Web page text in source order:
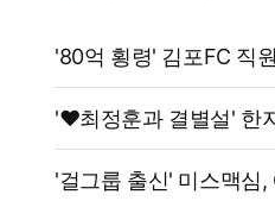
'80억 횡령' 김포FC 직
'♥최정훈과 결별설' 한
'걸그룹 출신' 미스맥심